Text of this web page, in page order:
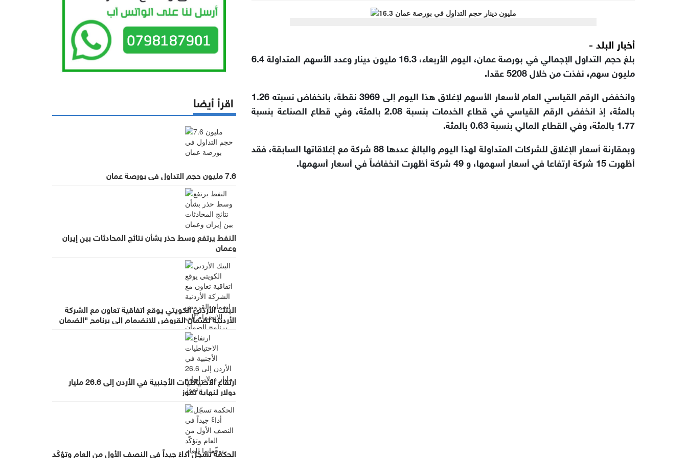
أخبار البلد -
بلغ حجم التداول الإجمالي في بورصة عمان، اليوم الأربعاء، 16.3 مليون دينار وعدد الأسهم المتداولة 6.4
مليون سهم، نفذت من خلال 5208 عقدا.
وانخفض الرقم القياسي العام لأسعار الأسهم لإغلاق هذا اليوم إلى 3969 نقطة، بانخفاض نسبته 1.26
بالمئة، إذ انخفض الرقم القياسي في قطاع الخدمات بنسبة 2.08 بالمئة، وفي قطاع الصناعة بنسبة
1.77 بالمئة، وفي القطاع المالي بنسبة 0.63 بالمئة.
وبمقارنة أسعار الإغلاق للشركات المتداولة لهذا اليوم والبالغ عددها 88 شركة مع إغلاقاتها السابقة، فقد
أظهرت 15 شركة ارتفاعا في أسعار أسهمها، و 49 شركة أظهرت انخفاضاً في أسعار أسهمها.
اقرأ أيضا
7.6 مليون حجم التداول في بورصة عمان
النفط يرتفع وسط حذر بشأن نتائج المحادثات بين إيران
وعمان
البنك الأردني الكويتي يوقع اتفاقية تعاون مع الشركة
الأردنية لضمان القروض للانضمام إلى برنامج "الضمان
من أجل التوظيف"
ارتفاع الاحتياطيات الأجنبية في الأردن إلى 26.6 مليار
دولار لنهاية تموز
الحكمة تسجّل أداءً جيداً في النصف الأول من العام وتؤكّد